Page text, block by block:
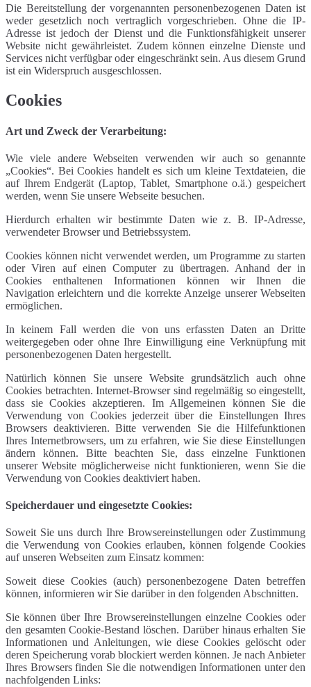
Die Bereitstellung der vorgenannten personenbezogenen Daten ist
weder gesetzlich noch vertraglich vorgeschrieben. Ohne die IP-
Adresse ist jedoch der Dienst und die Funktionsfähigkeit unserer
Website nicht gewährleistet. Zudem können einzelne Dienste und
Services nicht verfügbar oder eingeschränkt sein. Aus diesem Grund
ist ein Widerspruch ausgeschlossen.
Cookies
Art und Zweck der Verarbeitung:
Wie viele andere Webseiten verwenden wir auch so genannte
„Cookies“. Bei Cookies handelt es sich um kleine Textdateien, die
auf Ihrem Endgerät (Laptop, Tablet, Smartphone o.ä.) gespeichert
werden, wenn Sie unsere Webseite besuchen.
Hierdurch erhalten wir bestimmte Daten wie z. B. IP-Adresse,
verwendeter Browser und Betriebssystem.
Cookies können nicht verwendet werden, um Programme zu starten
oder Viren auf einen Computer zu übertragen. Anhand der in
Cookies enthaltenen Informationen können wir Ihnen die
Navigation erleichtern und die korrekte Anzeige unserer Webseiten
ermöglichen.
In keinem Fall werden die von uns erfassten Daten an Dritte
weitergegeben oder ohne Ihre Einwilligung eine Verknüpfung mit
personenbezogenen Daten hergestellt.
Natürlich können Sie unsere Website grundsätzlich auch ohne
Cookies betrachten. Internet-Browser sind regelmäßig so eingestellt,
dass sie Cookies akzeptieren. Im Allgemeinen können Sie die
Verwendung von Cookies jederzeit über die Einstellungen Ihres
Browsers deaktivieren. Bitte verwenden Sie die Hilfefunktionen
Ihres Internetbrowsers, um zu erfahren, wie Sie diese Einstellungen
ändern können. Bitte beachten Sie, dass einzelne Funktionen
unserer Website möglicherweise nicht funktionieren, wenn Sie die
Verwendung von Cookies deaktiviert haben.
Speicherdauer und eingesetzte Cookies:
Soweit Sie uns durch Ihre Browsereinstellungen oder Zustimmung
die Verwendung von Cookies erlauben, können folgende Cookies
auf unseren Webseiten zum Einsatz kommen:
Soweit diese Cookies (auch) personenbezogene Daten betreffen
können, informieren wir Sie darüber in den folgenden Abschnitten.
Sie können über Ihre Browsereinstellungen einzelne Cookies oder
den gesamten Cookie-Bestand löschen. Darüber hinaus erhalten Sie
Informationen und Anleitungen, wie diese Cookies gelöscht oder
deren Speicherung vorab blockiert werden können. Je nach Anbieter
Ihres Browsers finden Sie die notwendigen Informationen unter den
nachfolgenden Links: